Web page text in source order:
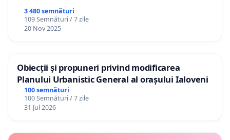
3 480 semnături
109 Semnături / 7 zile
20 Nov 2025
Obiecții și propuneri privind modificarea
Planului Urbanistic General al orașului Ialoveni
100 semnături
100 Semnături / 7 zile
31 Jul 2026